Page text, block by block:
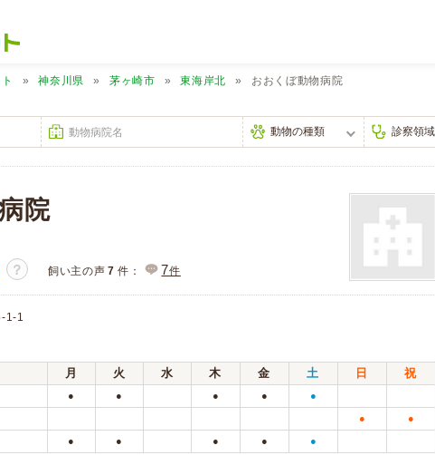
神奈川県 茅ヶ崎市 東海岸北 おおくぼ動物病院
院
？ 飼い主の声 7 件： 7件
1-1
月 火 水 木 金 土 日
祝
● ● ● ● ●
● ●
● ● ● ● ●